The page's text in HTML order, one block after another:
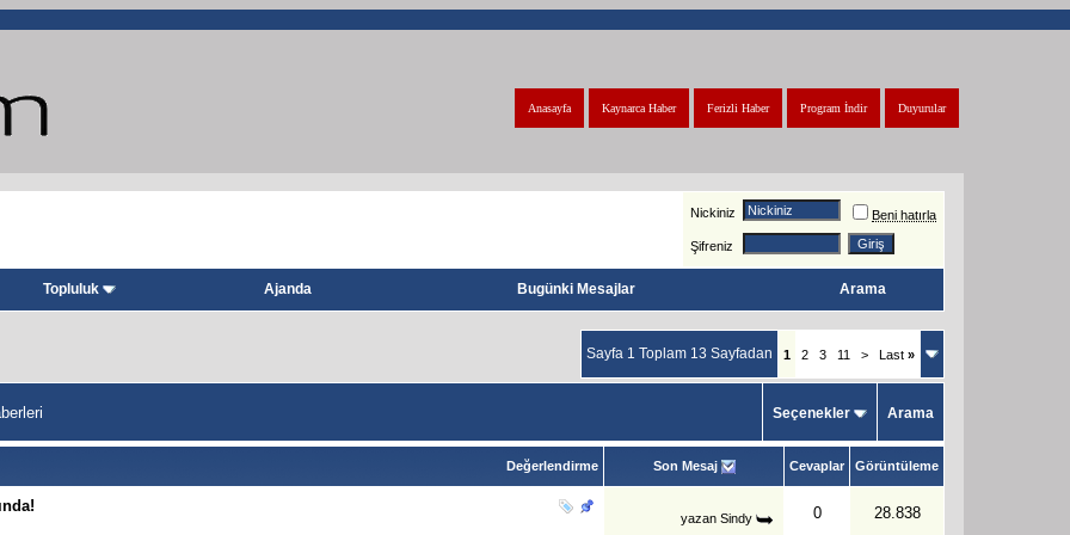
Duyurular
Program İndir
Ferizli Haber
Kaynarca Haber
Anasayfa
Nickiniz Beni hatırla
Şifreniz
Topluluk Ajanda Bugünki Mesajlar Arama
Sayfa 1 Toplam 13 Sayfadan 1 2 3 11 > Last »
Seçenekler Arama
Değerlendirme Son Mesaj Cevaplar Görüntüleme
yazan Sindy 0 28.838